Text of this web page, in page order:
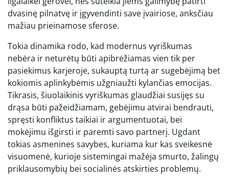
dvasinę pilnatvę ir įgyvendinti save įvairiose, anksčiau
mažiau prieinamose sferose.
Tokia dinamika rodo, kad modernus vyriškumas
nebėra ir neturėtų būti apibrėžiamas vien tik per
pasiekimus karjeroje, sukauptą turtą ar sugebėjimą bet
kokiomis aplinkybėmis užgniaužti kylančias emocijas.
Tikrasis, šiuolaikinis vyriškumas glaudžiai susijęs su
drąsa būti pažeidžiamam, gebėjimu atvirai bendrauti,
spręsti konfliktus taikiai ir argumentuotai, bei
mokėjimu išgirsti ir paremti savo partnerį. Ugdant
tokias asmenines savybes, kuriama kur kas sveikesnė
visuomenė, kurioje sistemingai mažėja smurto, žalingų
priklausomybių bei socialinės atskirties problemų.